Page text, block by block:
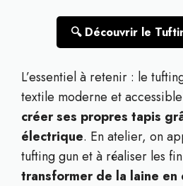
🔍 Découvrir le
L’essentiel à retenir : le
textile moderne et
créer ses propres tapis
électrique. En atelier, on
tufting gun et à réaliser les
transformer de la laine